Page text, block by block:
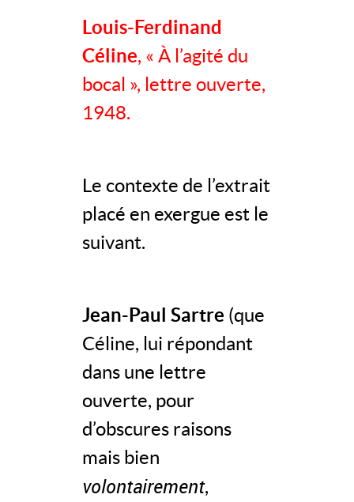
Louis-Ferdinand
Céline, « À l’agité du
bocal », lettre ouverte,
1948.
Le contexte de l’extrait
placé en exergue est le
suivant.
Jean-Paul Sartre (que
Céline, lui répondant
dans une lettre
ouverte, pour
d’obscures raisons
mais bien
volontairement,